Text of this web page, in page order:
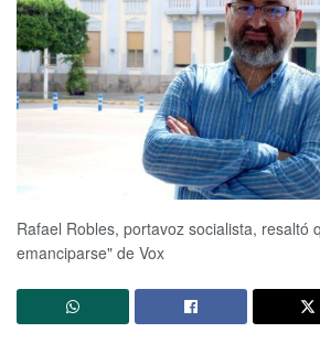
Rafael Robles, portavoz socialista, resaltó
emanciparse" de Vox